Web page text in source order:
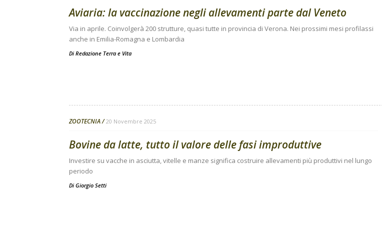
Aviaria: la vaccinazione negli allevamenti parte dal Veneto
Via in aprile. Coinvolgerà 200 strutture, quasi tutte in provincia di Verona. Nei prossimi mesi profilassi
anche in Emilia-Romagna e Lombardia
Di Redazione Terra e Vita
ZOOTECNIA 20 Novembre 2025
Bovine da latte, tutto il valore delle fasi improduttive
Investire su vacche in asciutta, vitelle e manze significa costruire allevamenti più produttivi nel lungo
periodo
Di Giorgio Setti